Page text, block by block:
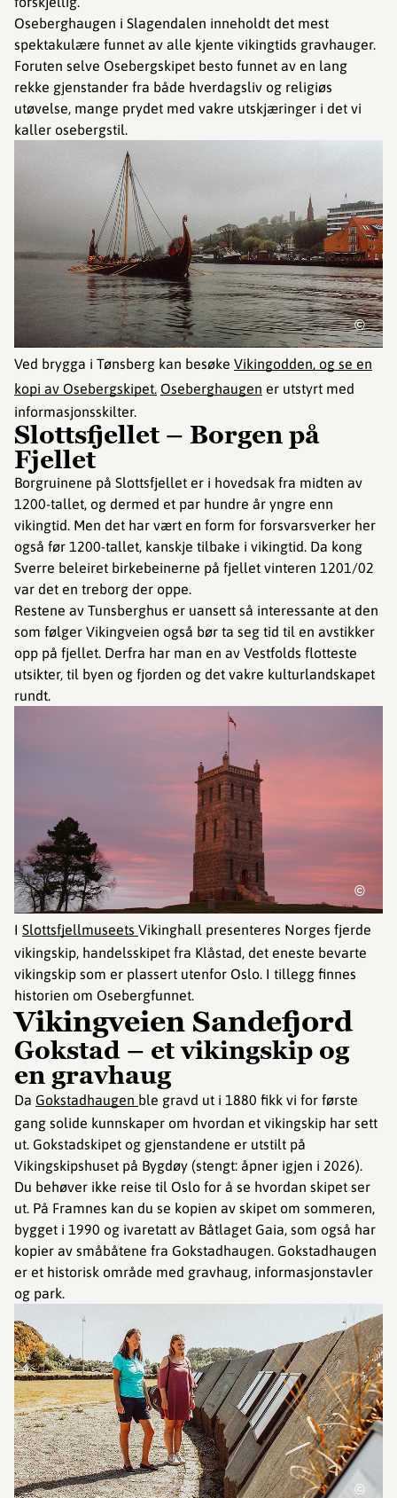
Oseberghaugen i Slagendalen inneholdt det mest
spektakulære funnet av alle kjente vikingtids gravhauger.
Foruten selve Osebergskipet besto funnet av en lang
rekke gjenstander fra både hverdagsliv og religiøs
utøvelse, mange prydet med vakre utskjæringer i det vi
kaller osebergstil.
©
Ved brygga i Tønsberg kan besøke Vikingodden, og se en
kopi av Osebergskipet. Oseberghaugen er utstyrt med
informasjonsskilter.
Slottsfjellet – Borgen på
Fjellet
Borgruinene på Slottsfjellet er i hovedsak fra midten av
1200-tallet, og dermed et par hundre år yngre enn
vikingtid. Men det har vært en form for forsvarsverker her
også før 1200-tallet, kanskje tilbake i vikingtid. Da kong
Sverre beleiret birkebeinerne på fjellet vinteren 1201/02
var det en treborg der oppe.
Restene av Tunsberghus er uansett så interessante at den
som følger Vikingveien også bør ta seg tid til en avstikker
opp på fjellet. Derfra har man en av Vestfolds flotteste
utsikter, til byen og fjorden og det vakre kulturlandskapet
rundt.
©
I Slottsfjellmuseets Vikinghall presenteres Norges fjerde
vikingskip, handelsskipet fra Klåstad, det eneste bevarte
vikingskip som er plassert utenfor Oslo. I tillegg finnes
historien om Osebergfunnet.
Vikingveien Sandefjord
Gokstad – et vikingskip og
en gravhaug
Da Gokstadhaugen ble gravd ut i 1880 fikk vi for første
gang solide kunnskaper om hvordan et vikingskip har sett
ut. Gokstadskipet og gjenstandene er utstilt på
Vikingskipshuset på Bygdøy (stengt: åpner igjen i 2026).
Du behøver ikke reise til Oslo for å se hvordan skipet ser
ut. På Framnes kan du se kopien av skipet om sommeren,
bygget i 1990 og ivaretatt av Båtlaget Gaia, som også har
kopier av småbåtene fra Gokstadhaugen. Gokstadhaugen
er et historisk område med gravhaug, informasjonstavler
og park.
©